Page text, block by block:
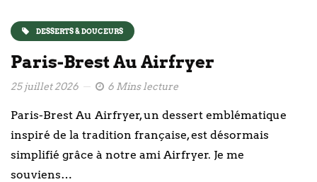
DESSERTS & DOUCEURS
Paris-Brest Au Airfryer
25 juillet 2026 6 Mins lecture
Paris-Brest Au Airfryer, un dessert emblématique
inspiré de la tradition française, est désormais
simplifié grâce à notre ami Airfryer. Je me
souviens…